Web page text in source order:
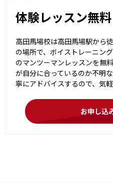
体験レッスン無料
高田馬場校は高田馬場駅から
の場所で、ボイストレーニン
のマンツーマンレッスンを無
が自分に合っているのか不明
寧にアドバイスするので、気
お申し込